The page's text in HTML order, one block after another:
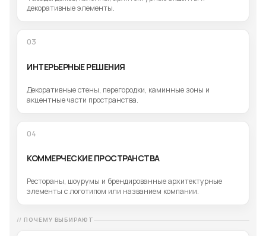
декоративные элементы.
03
ИНТЕРЬЕРНЫЕ РЕШЕНИЯ
Декоративные стены, перегородки, каминные зоны и
акцентные части пространства.
04
КОММЕРЧЕСКИЕ ПРОСТРАНСТВА
Рестораны, шоурумы и брендированные архитектурные
элементы с логотипом или названием компании.
ПОЧЕМУ ВЫБИРАЮТ